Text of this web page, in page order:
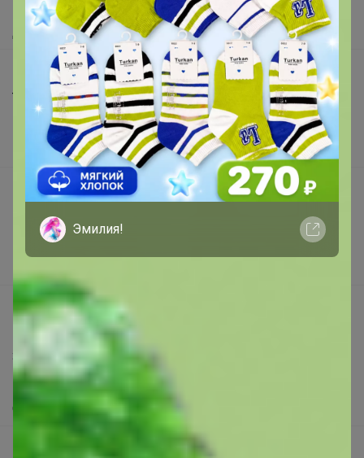
Как получить?
Доставка
Шоурумы
Торговые марки
Наша команда
В наличии
Подарочные сертификаты
Реклама на сайте
Поставщикам
support@24-ok.ru
Написать в поддержку
Защита покупателя
Помощь
О нас
Все предложения
Эмилия!